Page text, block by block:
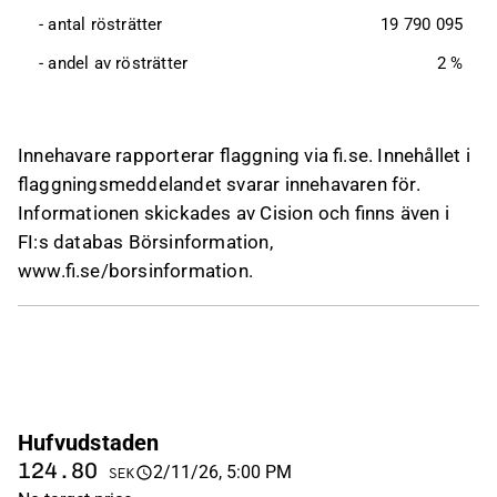
- antal rösträtter
19 790 095
- andel av rösträtter
2 %
Innehavare rapporterar flaggning viafi.se. Innehållet i
flaggningsmeddelandet svarar innehavaren för.
Informationen skickades av Cision och finns även i
FI:s databas Börsinformation,
www.fi.se/borsinformation.
Hufvudstaden
124.80 SEK
2/11/26, 5:00 PM